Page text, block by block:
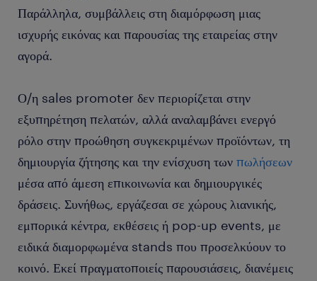
Παράλληλα, συμβάλλεις στη διαμόρφωση μιας
ισχυρής εικόνας και παρουσίας της εταιρείας στην
αγορά.
Ο/η sales promoter δεν περιορίζεται στην
εξυπηρέτηση πελατών, αλλά αναλαμβάνει ενεργό
ρόλο στην προώθηση συγκεκριμένων προϊόντων, τη
δημιουργία ζήτησης και την ενίσχυση των πωλήσεων
μέσα από άμεση επικοινωνία και δημιουργικές
δράσεις. Συνήθως, εργάζεσαι σε χώρους λιανικής,
εμπορικά κέντρα, εκθέσεις ή pop-up events, με
ειδικά διαμορφωμένα stands που προσελκύουν το
κοινό. Εκεί πραγματοποιείς παρουσιάσεις, διανέμεις